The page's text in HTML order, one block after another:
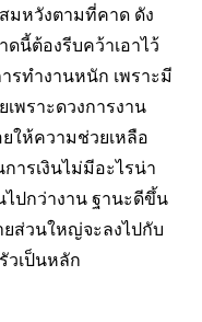
มหวังตามที่คาด ดัง
นี้ต้องรีบคว้าเอาไว้
รทำงานหนัก เพราะมี
พราะดวงการงาน
ให้ความช่วยเหลือ
ารเงินไม่มีอะไรน่า
ไปกว่างาน ฐานะดีขึ้น
ส่วนใหญ่จะลงไปกับ
วเป็นหลัก